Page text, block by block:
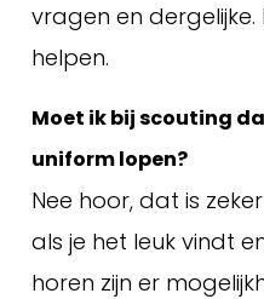
vragen en dergelijke.
helpen.
Moet ik bij scouting
uniform lopen?
Nee hoor, dat is
als je het leuk vindt
horen zijn er